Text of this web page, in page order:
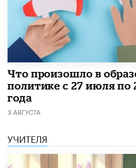
​Что произошло в
политике с 27 июля по
года
3 АВГУСТА
УЧИТЕЛЯ